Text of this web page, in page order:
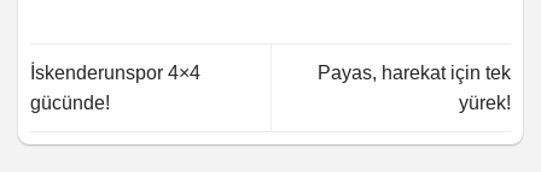
İskenderunspor 4×4
gücünde!
Payas, harekat için tek
yürek!